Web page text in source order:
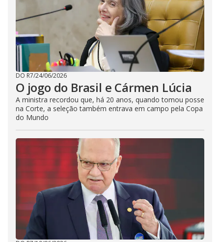
DO R7/24/06/2026
O jogo do Brasil e Cármen Lúcia
A ministra recordou que, há 20 anos, quando tomou posse
na Corte, a seleção também entrava em campo pela Copa
do Mundo